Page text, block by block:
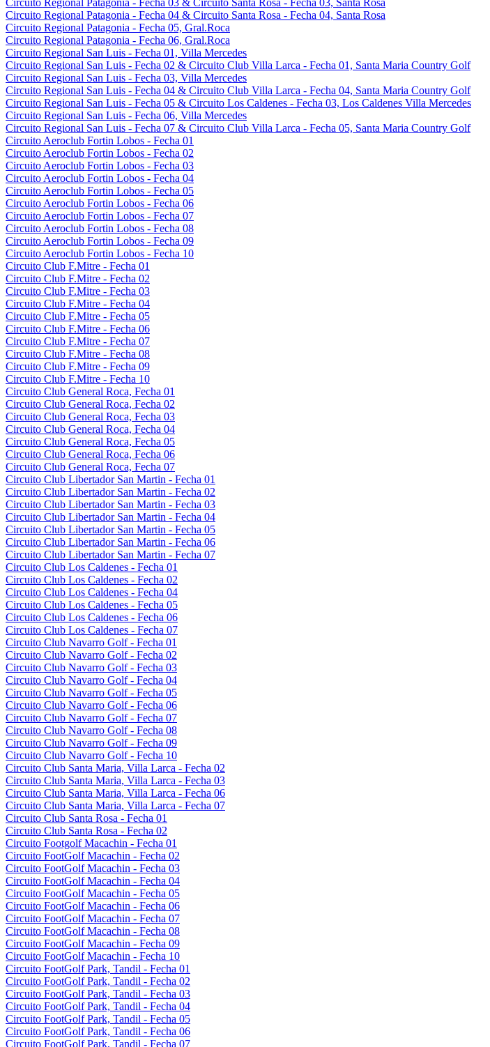
Circuito Regional Patagonia - Fecha 03 & Circuito Santa Rosa - Fecha 03, Santa Rosa
Circuito Regional Patagonia - Fecha 04 & Circuito Santa Rosa - Fecha 04, Santa Rosa
Circuito Regional Patagonia - Fecha 05, Gral.Roca
Circuito Regional Patagonia - Fecha 06, Gral.Roca
Circuito Regional San Luis - Fecha 01, Villa Mercedes
Circuito Regional San Luis - Fecha 02 & Circuito Club Villa Larca - Fecha 01, Santa Maria Country Golf
Circuito Regional San Luis - Fecha 03, Villa Mercedes
Circuito Regional San Luis - Fecha 04 & Circuito Club Villa Larca - Fecha 04, Santa Maria Country Golf
Circuito Regional San Luis - Fecha 05 & Circuito Los Caldenes - Fecha 03, Los Caldenes Villa Mercedes
Circuito Regional San Luis - Fecha 06, Villa Mercedes
Circuito Regional San Luis - Fecha 07 & Circuito Club Villa Larca - Fecha 05, Santa Maria Country Golf
Circuito Aeroclub Fortin Lobos - Fecha 01
Circuito Aeroclub Fortin Lobos - Fecha 02
Circuito Aeroclub Fortin Lobos - Fecha 03
Circuito Aeroclub Fortin Lobos - Fecha 04
Circuito Aeroclub Fortin Lobos - Fecha 05
Circuito Aeroclub Fortin Lobos - Fecha 06
Circuito Aeroclub Fortin Lobos - Fecha 07
Circuito Aeroclub Fortin Lobos - Fecha 08
Circuito Aeroclub Fortin Lobos - Fecha 09
Circuito Aeroclub Fortin Lobos - Fecha 10
Circuito Club F.Mitre - Fecha 01
Circuito Club F.Mitre - Fecha 02
Circuito Club F.Mitre - Fecha 03
Circuito Club F.Mitre - Fecha 04
Circuito Club F.Mitre - Fecha 05
Circuito Club F.Mitre - Fecha 06
Circuito Club F.Mitre - Fecha 07
Circuito Club F.Mitre - Fecha 08
Circuito Club F.Mitre - Fecha 09
Circuito Club F.Mitre - Fecha 10
Circuito Club General Roca, Fecha 01
Circuito Club General Roca, Fecha 02
Circuito Club General Roca, Fecha 03
Circuito Club General Roca, Fecha 04
Circuito Club General Roca, Fecha 05
Circuito Club General Roca, Fecha 06
Circuito Club General Roca, Fecha 07
Circuito Club Libertador San Martin - Fecha 01
Circuito Club Libertador San Martin - Fecha 02
Circuito Club Libertador San Martin - Fecha 03
Circuito Club Libertador San Martin - Fecha 04
Circuito Club Libertador San Martin - Fecha 05
Circuito Club Libertador San Martin - Fecha 06
Circuito Club Libertador San Martin - Fecha 07
Circuito Club Los Caldenes - Fecha 01
Circuito Club Los Caldenes - Fecha 02
Circuito Club Los Caldenes - Fecha 04
Circuito Club Los Caldenes - Fecha 05
Circuito Club Los Caldenes - Fecha 06
Circuito Club Los Caldenes - Fecha 07
Circuito Club Navarro Golf - Fecha 01
Circuito Club Navarro Golf - Fecha 02
Circuito Club Navarro Golf - Fecha 03
Circuito Club Navarro Golf - Fecha 04
Circuito Club Navarro Golf - Fecha 05
Circuito Club Navarro Golf - Fecha 06
Circuito Club Navarro Golf - Fecha 07
Circuito Club Navarro Golf - Fecha 08
Circuito Club Navarro Golf - Fecha 09
Circuito Club Navarro Golf - Fecha 10
Circuito Club Santa Maria, Villa Larca - Fecha 02
Circuito Club Santa Maria, Villa Larca - Fecha 03
Circuito Club Santa Maria, Villa Larca - Fecha 06
Circuito Club Santa Maria, Villa Larca - Fecha 07
Circuito Club Santa Rosa - Fecha 01
Circuito Club Santa Rosa - Fecha 02
Circuito Footgolf Macachin - Fecha 01
Circuito FootGolf Macachin - Fecha 02
Circuito FootGolf Macachin - Fecha 03
Circuito FootGolf Macachin - Fecha 04
Circuito FootGolf Macachin - Fecha 05
Circuito FootGolf Macachin - Fecha 06
Circuito FootGolf Macachin - Fecha 07
Circuito FootGolf Macachin - Fecha 08
Circuito FootGolf Macachin - Fecha 09
Circuito FootGolf Macachin - Fecha 10
Circuito FootGolf Park, Tandil - Fecha 01
Circuito FootGolf Park, Tandil - Fecha 02
Circuito FootGolf Park, Tandil - Fecha 03
Circuito FootGolf Park, Tandil - Fecha 04
Circuito FootGolf Park, Tandil - Fecha 05
Circuito FootGolf Park, Tandil - Fecha 06
Circuito FootGolf Park, Tandil - Fecha 07